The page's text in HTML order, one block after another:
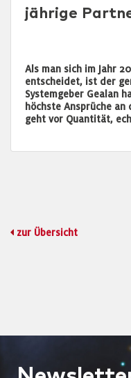
jährige
Als man sich im Jahr
entscheidet, ist der
Systemgeber Gealan
höchste Ansprüche
geht vor Quantität,
zur Übersicht